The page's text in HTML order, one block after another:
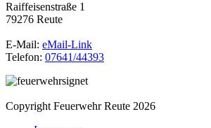
Raiffeisenstraße 1
79276 Reute
E-Mail: eMail-Link
Telefon: 07641/44393
Copyright Feuerwehr Reute 2026